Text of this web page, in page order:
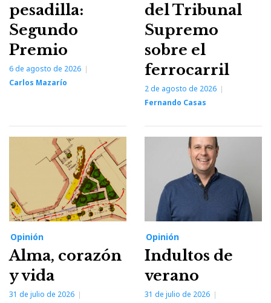
pesadilla:
Segundo
Premio
6 de agosto de 2026
Carlos Mazarío
del Tribunal
Supremo
sobre el
ferrocarril
2 de agosto de 2026
Fernando Casas
Opinión
Alma, corazón
y vida
31 de julio de 2026
Opinión
Indultos de
verano
31 de julio de 2026